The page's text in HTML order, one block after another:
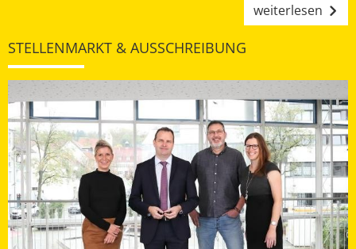
weiterlesen
STELLENMARKT & AUSSCHREIBUNG